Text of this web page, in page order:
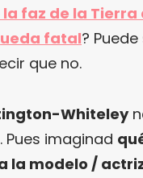
faz de la Tierra
fatal?
que no.
Whiteley
Pues imaginad
la modelo /